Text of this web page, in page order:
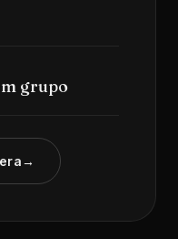
grupo
→